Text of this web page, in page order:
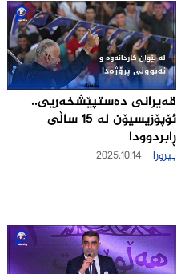
قەیرانی ده‌ستپێشخه‌ریی..
ئۆپۆزیسیۆن له‌ 15 ساڵی
ڕابردوودا
بیرورا 2025.10.14